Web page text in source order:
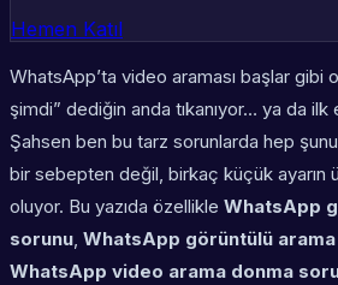
Hemen Katıl
WhatsApp’ta video araması başlar gibi
şimdi” dediğin anda tıkanıyor… ya da ilk
Şahsen ben bu tarz sorunlarda hep
bir sebepten değil, birkaç küçük ayarın
oluyor. Bu yazıda özellikle WhatsApp
sorunu, WhatsApp görüntülü arama
WhatsApp video arama donma